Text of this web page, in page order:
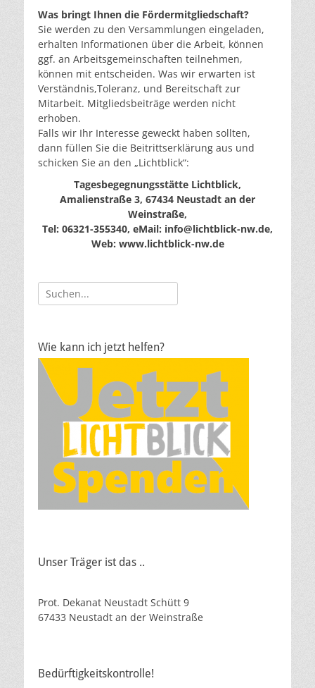
Was bringt Ihnen die Fördermitgliedschaft?
Sie werden zu den Versammlungen eingeladen,
erhalten Informationen über die Arbeit, können
ggf. an Arbeitsgemeinschaften teilnehmen,
können mit entscheiden. Was wir erwarten ist
Verständnis,Toleranz, und Bereitschaft zur
Mitarbeit. Mitgliedsbeiträge werden nicht
erhoben.
Falls wir Ihr Interesse geweckt haben sollten,
dann füllen Sie die Beitrittserklärung aus und
schicken Sie an den „Lichtblick“:
Tagesbegegnungsstätte Lichtblick,
Amalienstraße 3, 67434 Neustadt an der
Weinstraße,
Tel: 06321-355340, eMail: info@lichtblick-nw.de,
Web: www.lichtblick-nw.de
Suche
nach:
Wie kann ich jetzt helfen?
Unser Träger ist das ..
Prot. Dekanat Neustadt Schütt 9
67433 Neustadt an der Weinstraße
Bedürftigkeitskontrolle!